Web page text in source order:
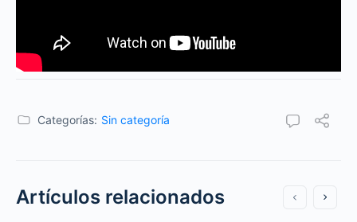
Categorías: Sin categoría
Artículos relacionados